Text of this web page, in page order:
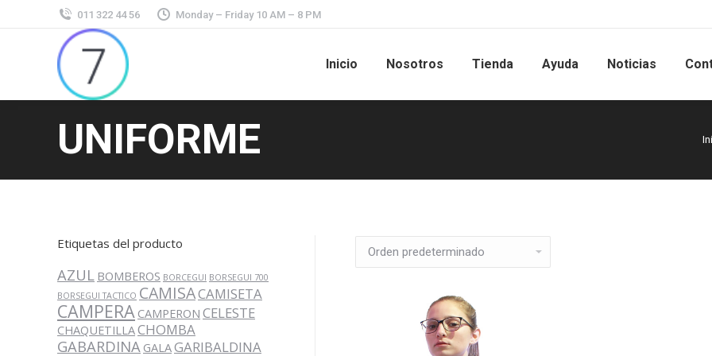
011 322 44 56 Monday – Friday 10 AM – 8 PM
Inicio Nosotros Tienda Ayuda Noticias
UNIFORME
Estás aquí:
Etiquetas del producto
AZUL BOMBEROS BORCEGUI BORSEGUI 700
BORSEGUI TACTICO CAMISACAMISETA
CAMPERA CAMPERON CELESTE
CHAQUETILLACHOMBA
GABARDINA GALAGARIBALDINA